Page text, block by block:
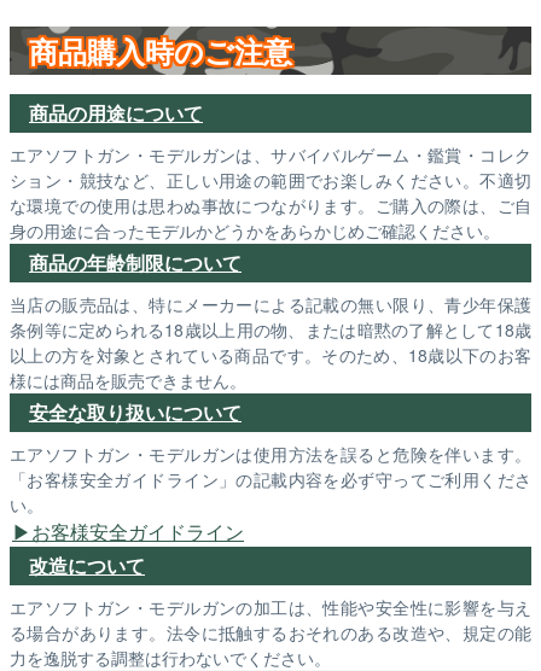
商品購入時のご注意
商品の用途について
エアソフトガン・モデルガンは、サバイバルゲーム・鑑賞・コレク
ション・競技など、正しい用途の範囲でお楽しみください。不適切
な環境での使用は思わぬ事故につながります。ご購入の際は、ご自
身の用途に合ったモデルかどうかをあらかじめご確認ください。
商品の年齢制限について
当店の販売品は、特にメーカーによる記載の無い限り、青少年保護
条例等に定められる18歳以上用の物、または暗黙の了解として18歳
以上の方を対象とされている商品です。そのため、18歳以下のお客
様には商品を販売できません。
安全な取り扱いについて
エアソフトガン・モデルガンは使用方法を誤ると危険を伴います。
「お客様安全ガイドライン」の記載内容を必ず守ってご利用くださ
い。
お客様安全ガイドライン
改造について
エアソフトガン・モデルガンの加工は、性能や安全性に影響を与え
る場合があります。法令に抵触するおそれのある改造や、規定の能
力を逸脱する調整は行わないでください。